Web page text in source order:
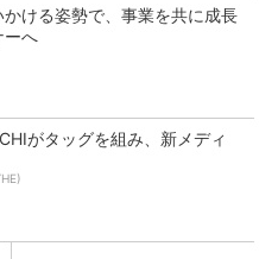
ける姿勢で、事業を共に成長
ーへ
がタッグを組み、新メディ